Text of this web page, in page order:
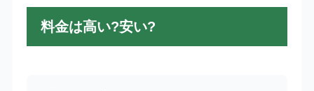
料金は高い?安い?